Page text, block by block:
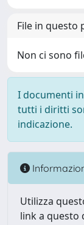
File in questo
Non ci sono
I documenti
tutti i diritti
indicazione.
Utilizza
link a questo